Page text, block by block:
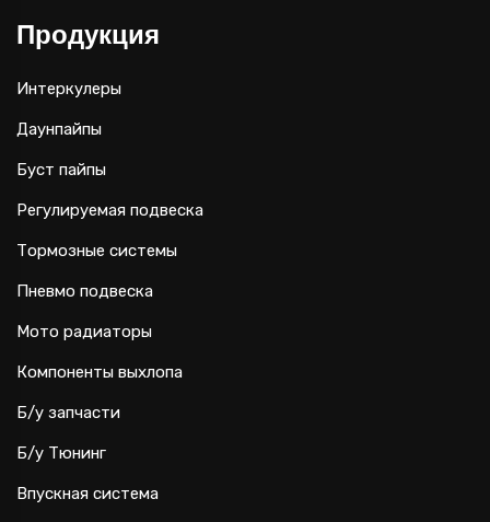
Продукция
Интеркулеры
Даунпайпы
Буст пайпы
Регулируемая подвеска
Тормозные системы
Пневмо подвеска
Мото радиаторы
Компоненты выхлопа
Б/у запчасти
Б/у Тюнинг
Впускная система